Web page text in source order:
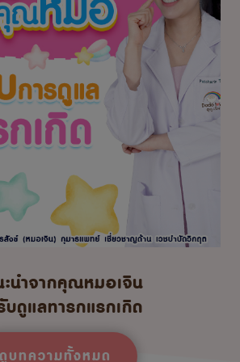
ะนำจากคุณหมอเจิน
บดูแลทารกแรกเกิด
ดูบทความทั้งหมด